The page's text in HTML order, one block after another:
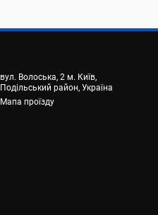
вул. Волоська, 2 м. Київ,
Подільський район, Україна
Мапа проїзду